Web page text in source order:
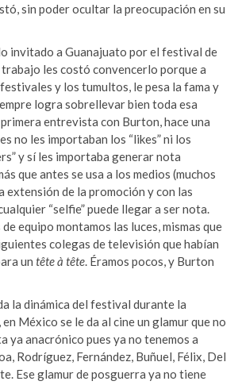
sin poder ocultar la preocupación en su
invitado a Guanajuato por el festival de
trabajo les costó convencerlo porque a
y los tumultos, le pesa la fama y
logra sobrellevar bien toda esa
entrevista con Burton, hace una
no les importaban los “likes” ni los
y sí les importaba generar nota
que antes se usa a los medios (muchos
extensión de la promoción y con las
“selfie” puede llegar a ser nota.
equipo montamos las luces, mismas que
colegas de televisión que habían
untête à tête. Éramos pocos, y Burton
la dinámica del festival durante la
México se le da al cine un glamur que no
ya anacrónico pues ya no tenemos a
Rodríguez, Fernández, Buñuel, Félix, Del
Ese glamur de posguerra ya no tiene